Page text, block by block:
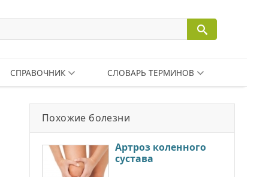
СПРАВОЧНИК СЛОВАРЬ ТЕРМИНОВ
Похожие болезни
Артроз коленного
сустава